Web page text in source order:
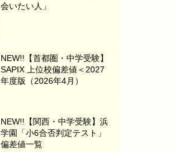
会いたい人」
NEW!!【首都圏・中学受験】
SAPIX 上位校偏差値＜2027
年度版（2026年4月）
NEW!!【関西・中学受験】浜
学園「小6合否判定テスト」
偏差値一覧